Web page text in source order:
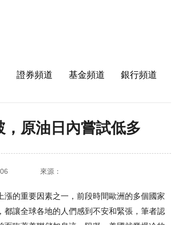
證券頻道 基金頻道 銀行頻道
原油日內嘗試低多
來源：
的重要因素之一，前段時間歐洲的多個國家
讓全球各地的人們感到不安和緊張，筆者認